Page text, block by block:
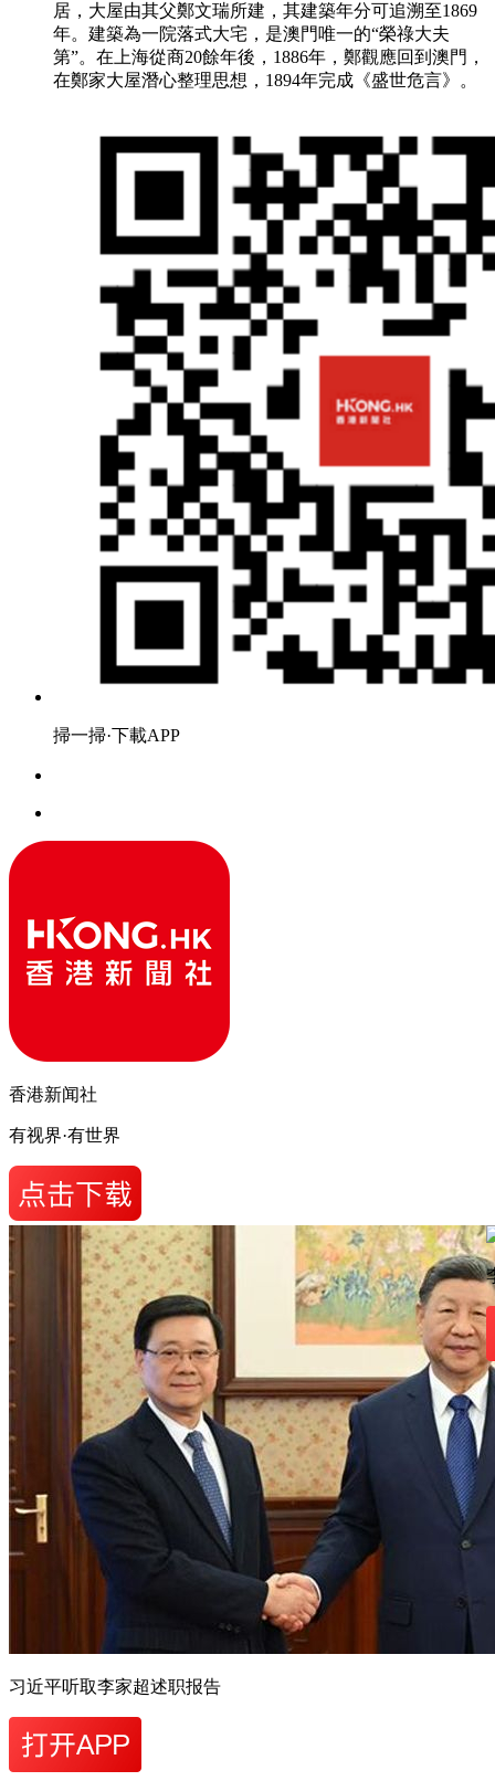
居，大屋由其父鄭文瑞所建，其建築年分可追溯至1869
年。建築為一院落式大宅，是澳門唯一的“榮祿大夫
第”。在上海從商20餘年後，1886年，鄭觀應回到澳門，
在鄭家大屋潛心整理思想，1894年完成《盛世危言》。
掃一掃·下載APP
香港新闻社
有视界·有世界
习近平听取李家超述职报告